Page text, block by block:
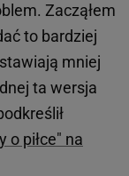
Zacząłem
to bardziej
mniej
ta wersja
o piłce" na